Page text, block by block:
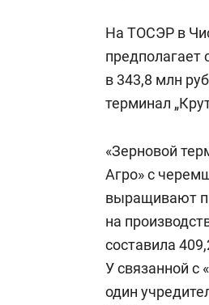
На ТОСЭР в
предполагает
в 343,8 млн
терминал
«Зерновой
Агро» с
выращивают
на
составила
У связанной с
один